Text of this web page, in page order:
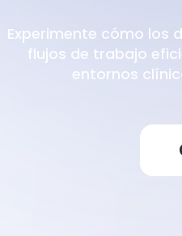
Experimente cómo los
flujos de trabajo
entornos